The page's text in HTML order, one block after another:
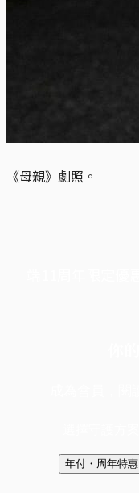
《母親》劇照。
年付・周年特惠